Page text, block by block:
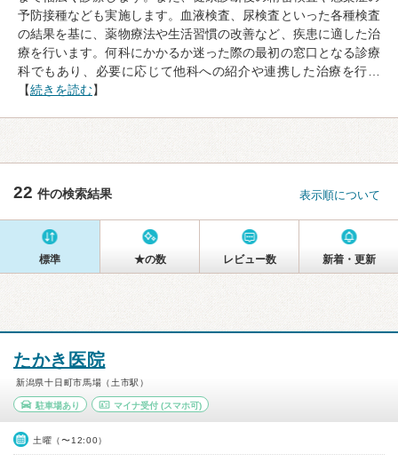
予防接種なども実施します。血液検査、尿検査といった各種検査
の結果を基に、薬物療法や生活習慣の改善など、疾患に適した治
療を行います。何科にかかるか迷った際の最初の窓口となる診療
科でもあり、必要に応じて他科への紹介や連携した治療を行…
【続きを読む】
22 件の検索結果 表示順について
標準 ★の数 レビュー数 新着・更新
たかき医院
新潟県十日町市馬場（土市駅）
駐車場あり マイナ受付(スマホ可)
土曜（〜12:00）